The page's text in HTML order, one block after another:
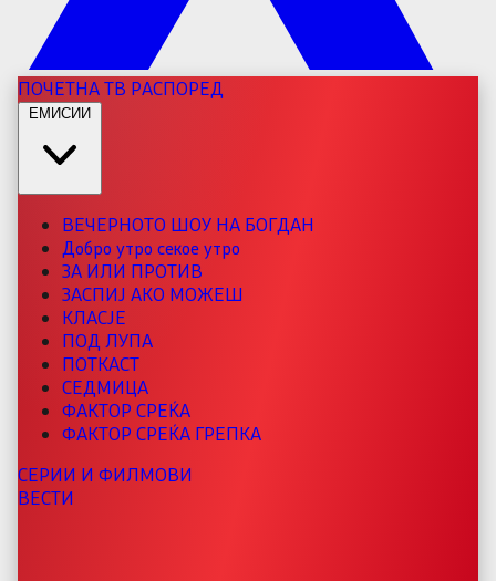
ПОЧЕТНАТВ РАСПОРЕД
ЕМИСИИ
ВЕЧЕРНОТО ШОУ НА БОГДАН
Добро утро секое утро
ЗА ИЛИ ПРОТИВ
ЗАСПИЈ АКО МОЖЕШ
КЛАСЈЕ
ПОД ЛУПА
ПОТКАСТ
СЕДМИЦА
ФАКТОР СРЕЌА
ФАКТОР СРЕЌА ГРЕПКА
СЕРИИ И ФИЛМОВИ
ВЕСТИ